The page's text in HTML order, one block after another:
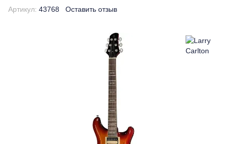
Артикул: 43768 Оставить отзыв